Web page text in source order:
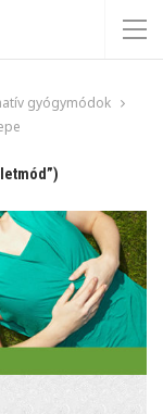
gyógymódok